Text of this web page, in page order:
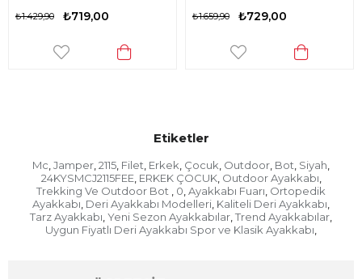
₺719,00
₺1.429,90 ₺729,00
₺1.659,90
Etiketler
Mc, Jamper, 2115, Filet, Erkek, Çocuk, Outdoor, Bot, Siyah,
24KYSMCJ2115FEE, ERKEK ÇOCUK, Outdoor Ayakkabı,
Trekking Ve Outdoor Bot , 0, Ayakkabı Fuarı, Ortopedik
Ayakkabı, Deri Ayakkabı Modelleri, Kaliteli Deri Ayakkabı,
Tarz Ayakkabı, Yeni Sezon Ayakkabılar, Trend Ayakkabılar,
Uygun Fiyatlı Deri Ayakkabı Spor ve Klasik Ayakkabı,